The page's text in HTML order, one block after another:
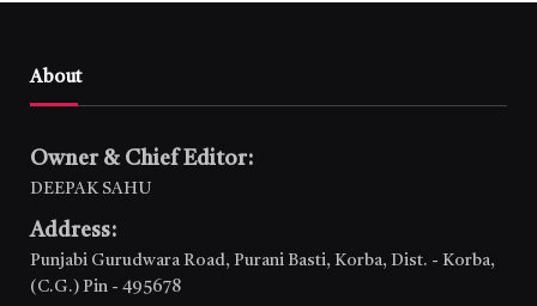
About
Owner & Chief Editor:
DEEPAK SAHU
Address:
Punjabi Gurudwara Road, Purani Basti, Korba, Dist. - Korba,
(C.G.) Pin - 495678